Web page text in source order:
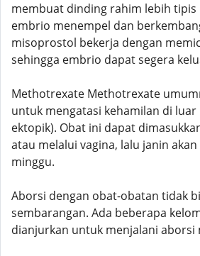
membuat dinding rahim lebih tipis
embrio menempel dan
misoprostol bekerja dengan
sehingga embrio dapat segera
Methotrexate Methotrexate
untuk mengatasi kehamilan di
ektopik). Obat ini dapat
atau melalui vagina, lalu janin
minggu.
Aborsi dengan obat-obatan tidak
sembarangan. Ada beberapa
dianjurkan untuk menjalani aborsi